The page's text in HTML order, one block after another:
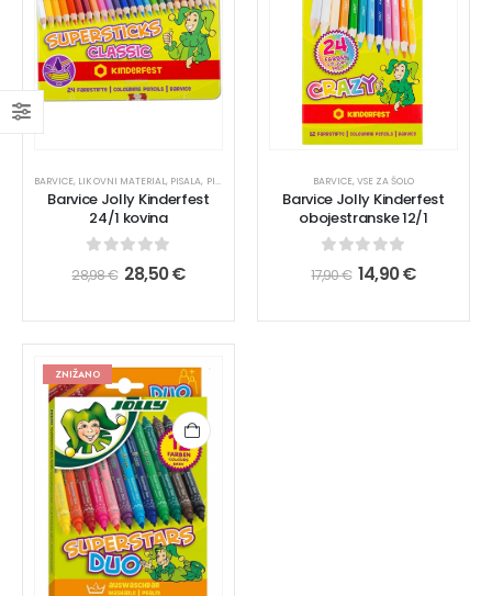
BARVICE, LIKOVNI MATERIAL, PISALA, PISALA
Barvice Jolly Kinderfest
24/1 kovina
out of 5
28,98€ 28,50€
BARVICE, VSE ZA ŠOLO
Barvice Jolly Kinderfest
obojestranske 12/1
out of 5
17,90€ 14,90€
ZNIŽANO